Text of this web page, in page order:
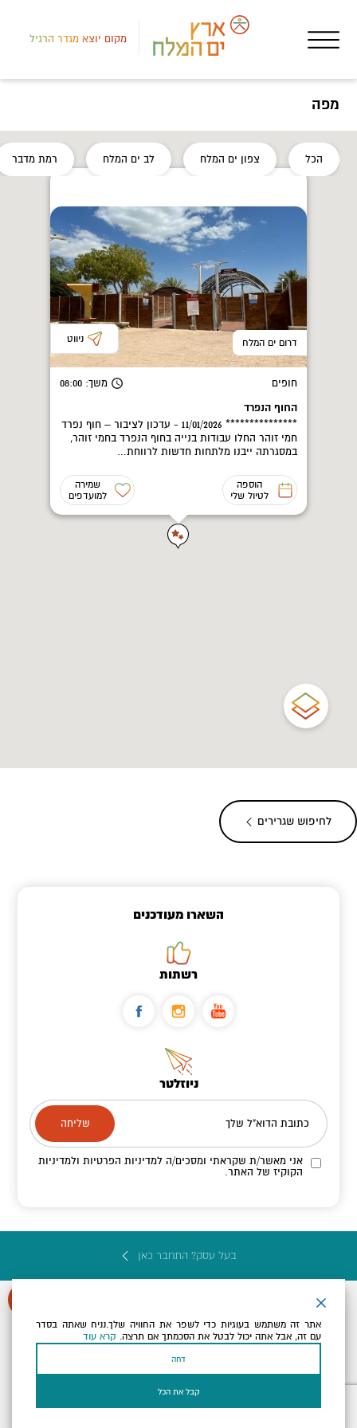
מקום יוצא מגדר הרגיל
מפה
הכל צפון ים המלח לב ים המלח רמת מדבר
דרום ים המלח ניווט
חופים משך: 08:00
החוף הנפרד
*************** 11/01/2026 - עדכון לציבור – חוף נפרד
חמי זוהר החלו עבודות בנייה בחוף הנפרד בחמי זוהר,
במסגרתה ייבנו מלתחות חדשות לרווחת…
הוספה
לטיול שלי
שמירה
למועדפים
לחיפוש שגרירים
השארו מעודכנים
רשתות
ניוזלטר
כתובת הדוא"ל שלך
אני מאשר/ת שקראתי ומסכים/הלמדיניות הפרטיות ולמדיניות
הקוקיז של האתר.
בעל עסק? התחבר כאן
כל הזכויות שמורות לארץ ים המלח ©
גן
אתר זה משתמש בעוגיות כדי לשפר את החוויה שלך.נניח שאתה בסדר
עם זה, אבל אתה יכול לבטל את הסכמתך אם תרצה. קרא עוד
דחה
קבל את הכל